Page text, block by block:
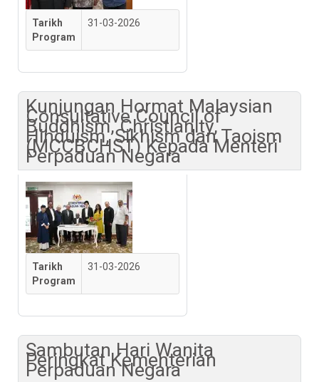
Tarikh
Program
31-03-2026
Kunjungan Hormat Malaysian
Consultative Council of
Buddhism, Christianity,
Hinduism, Sikhism dan Taoism
(MCCBCHST) Kepada Menteri
Perpaduan Negara
Tarikh
Program
31-03-2026
Sambutan Hari Wanita
Peringkat Kementerian
Perpaduan Negara